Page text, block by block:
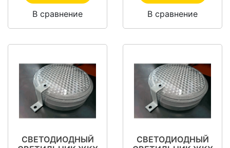
В сравнение
В сравнение
СВЕТОДИОДНЫЙ
СВЕТОДИОДНЫЙ